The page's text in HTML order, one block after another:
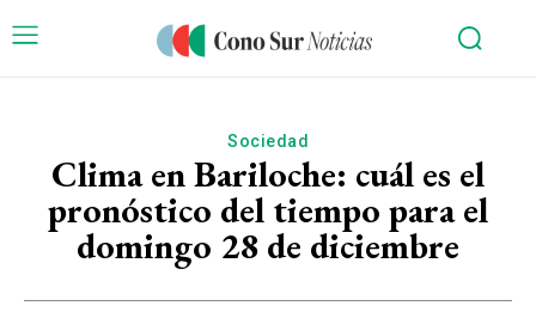
Sociedad
Clima en Bariloche: cuál es el
pronóstico del tiempo para el
domingo 28 de diciembre